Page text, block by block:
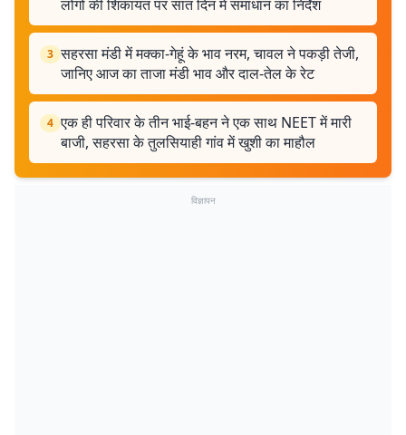
लोगों की शिकायत पर सात दिन में समाधान का निर्देश
3 सहरसा मंडी में मक्का-गेहूं के भाव नरम, चावल ने पकड़ी तेजी,
जानिए आज का ताजा मंडी भाव और दाल-तेल के रेट
4 एक ही परिवार के तीन भाई-बहन ने एक साथ NEET में मारी
बाजी, सहरसा के तुलसियाही गांव में खुशी का माहौल
विज्ञापन